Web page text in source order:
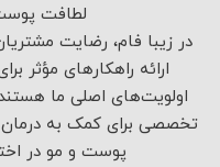
لطافت
در زیبا فام، رضایت
ارائه راهکارهای مؤثر
اولویت‌های اصلی ما
تخصصی برای کمک به
پوست و مو در